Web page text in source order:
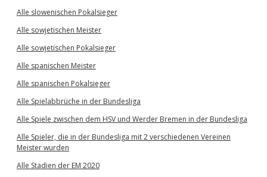
Alle slowenischen Pokalsieger
Alle sowjetischen Meister
Alle sowjetischen Pokalsieger
Alle spanischen Meister
Alle spanischen Pokalsieger
Alle Spielabbrüche in der Bundesliga
Alle Spiele zwischen dem HSV und Werder Bremen in der Bundesliga
Alle Spieler, die in der Bundesliga mit 2 verschiedenen Vereinen
Meister wurden
Alle Stadien der EM 2020